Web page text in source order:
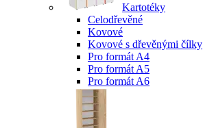
Kartotéky
Celodřevěné
Kovové
Kovové s dřevěnými čílky
Pro formát A4
Pro formát A5
Pro formát A6